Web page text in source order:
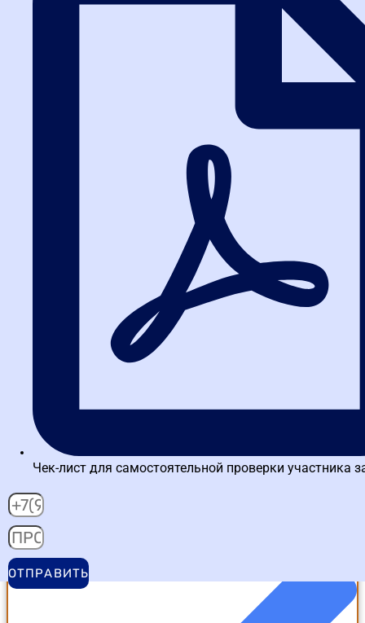
поставщика на электронных торговых площадках.
поиск процедуры на ЭТП
Чек-лист для самостоятельной проверки участника
ОТПРАВИТЬ